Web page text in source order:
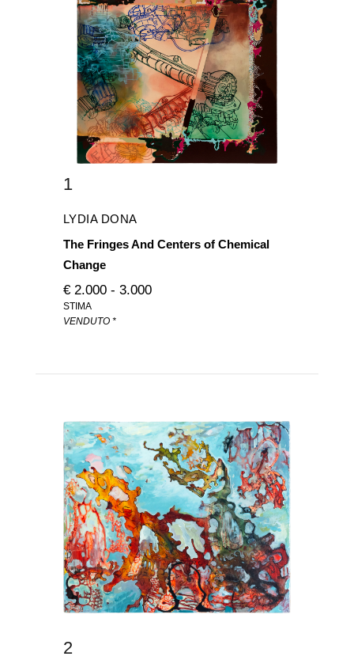
1
LYDIA DONA
The Fringes And Centers of Chemical
Change
€ 2.000 - 3.000
STIMA
VENDUTO *
2